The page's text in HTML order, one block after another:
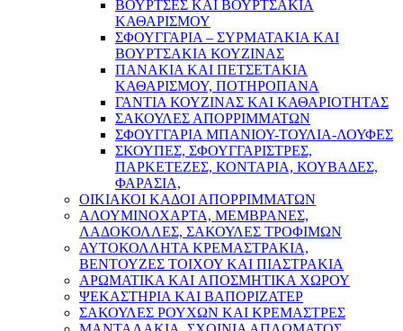
ΒΟΥΡΤΣΕΣ ΚΑΙ ΒΟΥΡΤΣΑΚΙΑ
ΚΑΘΑΡΙΣΜΟΥ
ΣΦΟΥΓΓΑΡΙΑ – ΣΥΡΜΑΤΑΚΙΑ ΚΑΙ
ΒΟΥΡΤΣΑΚΙΑ ΚΟΥΖΙΝΑΣ
ΠΑΝΑΚΙΑ ΚΑΙ ΠΕΤΣΕΤΑΚΙΑ
ΚΑΘΑΡΙΣΜΟΥ, ΠΟΤΗΡΟΠΑΝΑ
ΓΑΝΤΙΑ ΚΟΥΖΙΝΑΣ ΚΑΙ ΚΑΘΑΡΙΟΤΗΤΑΣ
ΣΑΚΟΥΛΕΣ ΑΠΟΡΡΙΜΜΑΤΩΝ
ΣΦΟΥΓΓΑΡΙΑ ΜΠΑΝΙΟΥ-ΤΟΥΛΙΑ-ΛΟΥΦΕΣ
ΣΚΟΥΠΕΣ, ΣΦΟΥΓΓΑΡΙΣΤΡΕΣ,
ΠΑΡΚΕΤΕΖΕΣ, ΚΟΝΤΑΡΙΑ, ΚΟΥΒΑΔΕΣ,
ΦΑΡΑΣΙΑ,
ΟΙΚΙΑΚΟΙ ΚΑΔΟΙ ΑΠΟΡΡΙΜΜΑΤΩΝ
ΑΛΟΥΜΙΝΟΧΑΡΤΑ, ΜΕΜΒΡΑΝΕΣ,
ΛΑΔΟΚΟΛΛΕΣ, ΣΑΚΟΥΛΕΣ ΤΡΟΦΙΜΩΝ
ΑΥΤΟΚΟΛΛΗΤΑ ΚΡΕΜΑΣΤΡΑΚΙΑ,
ΒΕΝΤΟΥΖΕΣ ΤΟΙΧΟΥ ΚΑΙ ΠΙΑΣΤΡΑΚΙΑ
ΑΡΩΜΑΤΙΚΑ KAI ΑΠΟΣΜΗΤΙΚΑ ΧΩΡΟΥ
ΨΕΚΑΣΤΗΡΙΑ ΚΑΙ ΒΑΠΟΡΙΖΑΤΕΡ
ΣΑΚΟΥΛΕΣ ΡΟΥΧΩΝ ΚΑΙ ΚΡΕΜΑΣΤΡΕΣ